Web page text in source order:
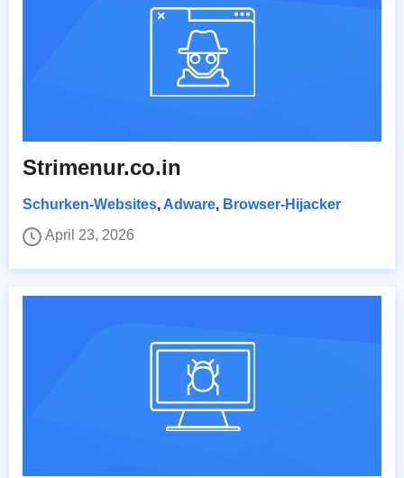
Strimenur.co.in
Schurken-Websites, Adware, Browser-Hijacker
April 23, 2026